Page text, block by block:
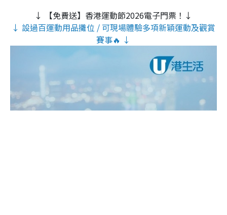
↓ 【免費送】香港運動節2026電子門票！↓
↓ 設過百運動用品攤位 / 可現場體驗多項新穎運動及觀賞
賽事🔥 ↓